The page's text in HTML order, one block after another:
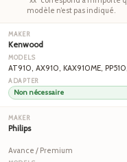
modèle n’est pas indiqué.
Kenwood
AT910, AX910, KAX910ME,
Non nécessaire
Philips
Avance / Premium